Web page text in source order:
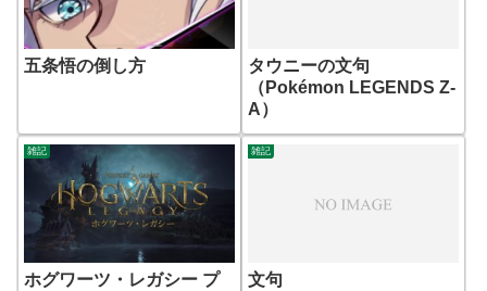
五条悟の倒し方
タウニーの文句
（Pokémon LEGENDS Z-
A）
雑記
ホグワーツ・レガシー プ
雑記
文句